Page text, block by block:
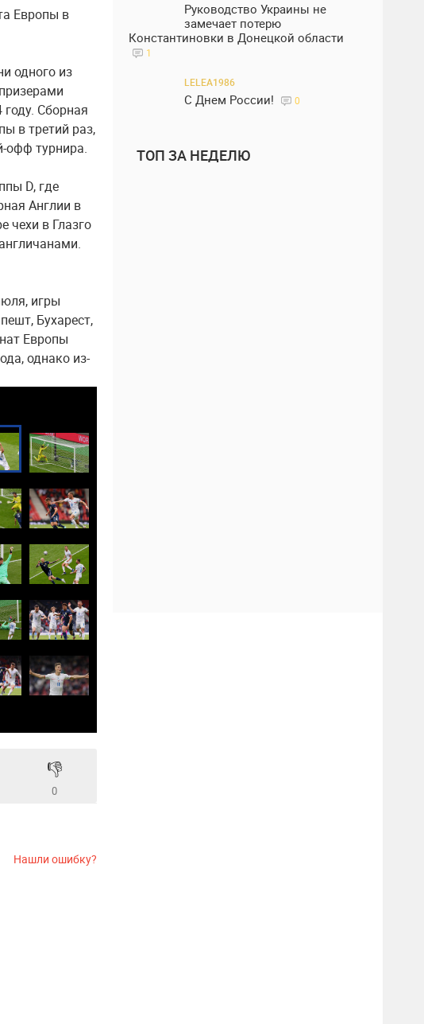
Европы в
одного из
Сборная
в третий раз,
офф турнира.
D, где
Англии в
чехи в Глазго
игры
Бухарест,
Европы
однако из-
👎
0
Нашли ошибку?
Руководство Украины не
замечает потерю
Константиновки в Донецкой области
1
LELEA1986
С Днем России! 0
ТОП ЗА НЕДЕЛЮ